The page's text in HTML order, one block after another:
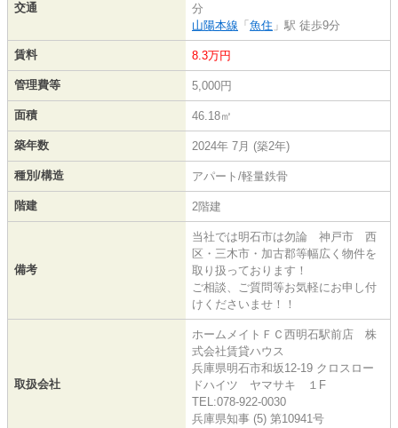
交通
分
山陽本線 「 魚住 」駅 徒歩9分
賃料 8.3万円
管理費等 5,000円
面積 46.18㎡
築年数 2024年 7月 (築2年)
種別/構造 アパート/軽量鉄骨
階建 2階建
備考
当社では明石市は勿論 神戸市 西
区・三木市・加古郡等幅広く物件を
取り扱っております！
ご相談、ご質問等お気軽にお申し付
けくださいませ！！
取扱会社
ホームメイトＦＣ西明石駅前店 株
式会社賃貸ハウス
兵庫県明石市和坂12-19 クロスロー
ドハイツ ヤマサキ １F
TEL:078-922-0030
兵庫県知事 (5) 第10941号